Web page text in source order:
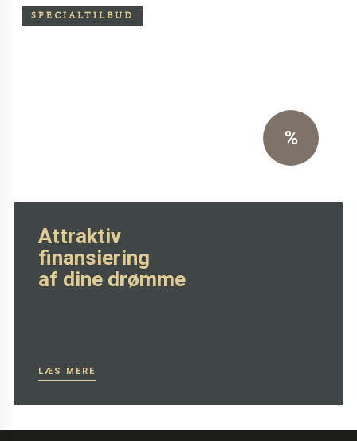
SPECIALTILBUD
%
Attraktiv
finansiering
af dine drømme
LÆS MERE